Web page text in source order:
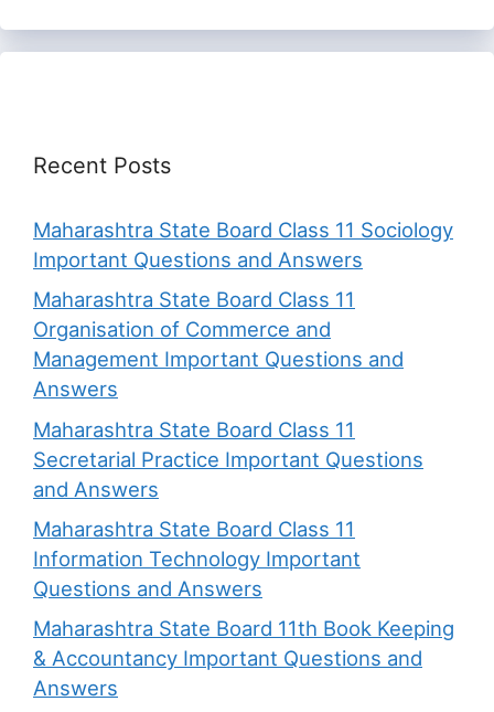
Recent Posts
Maharashtra State Board Class 11 Sociology
Important Questions and Answers
Maharashtra State Board Class 11
Organisation of Commerce and
Management Important Questions and
Answers
Maharashtra State Board Class 11
Secretarial Practice Important Questions
and Answers
Maharashtra State Board Class 11
Information Technology Important
Questions and Answers
Maharashtra State Board 11th Book Keeping
& Accountancy Important Questions and
Answers